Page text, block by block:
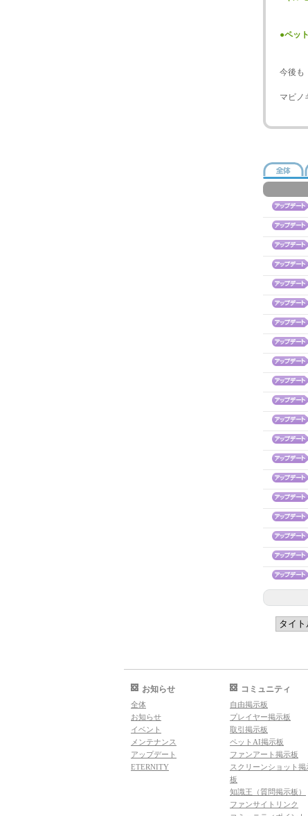
●ペッ
今後も
マビノ
お知らせ
全体
お知らせ
イベント
メンテナンス
アップデート
ETERNITY
コミュニティ
自由掲示板
プレイヤー掲示板
取引掲示板
ペットAI掲示板
ファンアート掲示板
スクリーンショット掲
板
知識王（質問掲示板）
ファンサイトリンク